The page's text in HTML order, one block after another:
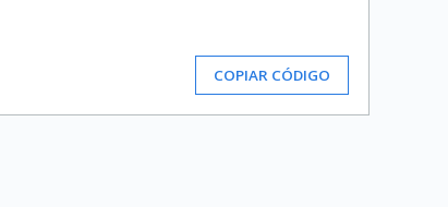
COPIAR CÓDIGO